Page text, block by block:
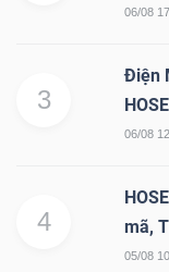
06/08
3
Điện
06/08
4
mã,
05/08
của